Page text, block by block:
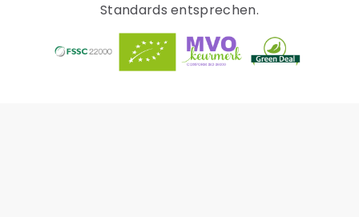
Standards entsprechen.